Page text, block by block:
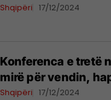
Shqipëri 17/12/2024
Konferenca e tretë
mirë për vendin,
Shqipëri 17/12/2024